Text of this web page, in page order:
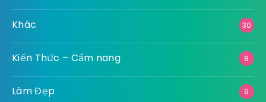
Khác 30
Kiến Thức – Cẩm nang 8
Làm Đẹp 9